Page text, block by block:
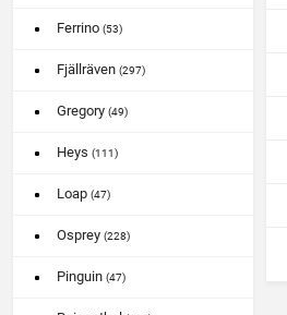
Ferrino (53)
Fjällräven (297)
Gregory (49)
Heys (111)
Loap (47)
Osprey (228)
Pinguin (47)